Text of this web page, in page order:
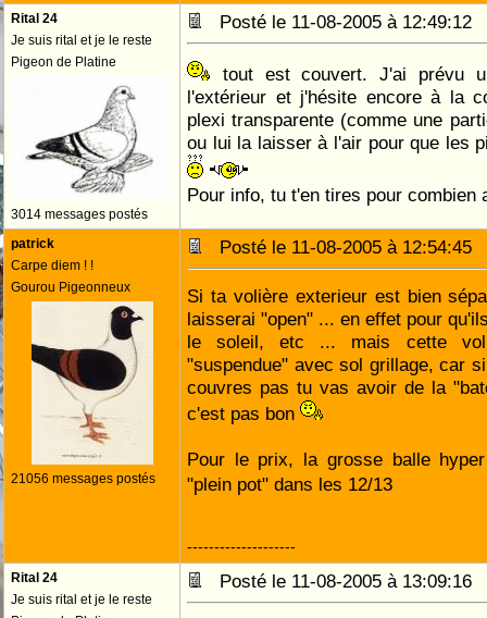
Rital 24
Je suis rital et je le reste
Pigeon de Platine
3014 messages postés
Posté le 11-08-2005 à 12:49:12
tout est couvert. J'ai prévu
l'extérieur et j'hésite encore à la
plexi transparente (comme une
ou lui la laisser à l'air pour que les
Pour info, tu t'en tires pour combien
patrick
Carpe diem ! !
Gourou Pigeonneux
21056 messages postés
Posté le 11-08-2005 à 12:54:45
Si ta volière exterieur est bien
laisserai "open" ... en effet pour
le soleil, etc ... mais cette
"suspendue" avec sol grillage, car
couvres pas tu vas avoir de la
c'est pas bon
Pour le prix, la grosse balle
"plein pot" dans les 12/13 
--------------------
Rital 24
Je suis rital et je le reste
Posté le 11-08-2005 à 13:09:16